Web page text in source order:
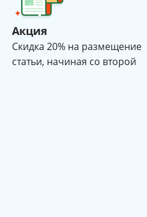
Акция
Cкидка 20% на размещение
статьи, начиная со второй